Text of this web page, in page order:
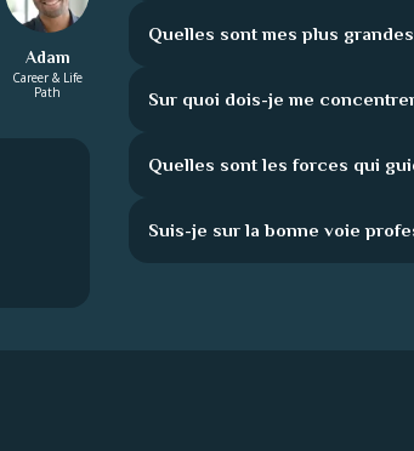
Adam
Career & Life
Path
Quelles sont mes plus
Sur quoi dois-je me
Quelles sont les forces qui
Suis-je sur la bonne voie